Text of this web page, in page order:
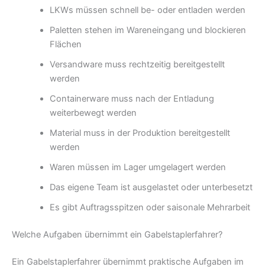
LKWs müssen schnell be- oder entladen werden
Paletten stehen im Wareneingang und blockieren
Flächen
Versandware muss rechtzeitig bereitgestellt
werden
Containerware muss nach der Entladung
weiterbewegt werden
Material muss in der Produktion bereitgestellt
werden
Waren müssen im Lager umgelagert werden
Das eigene Team ist ausgelastet oder unterbesetzt
Es gibt Auftragsspitzen oder saisonale Mehrarbeit
Welche Aufgaben übernimmt ein Gabelstaplerfahrer?
Ein Gabelstaplerfahrer übernimmt praktische Aufgaben im